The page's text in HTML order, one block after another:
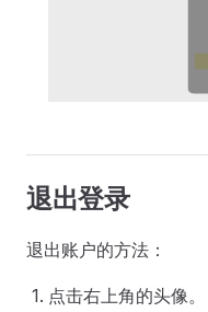
退出登录
退出账户的方法：
点击右上角的头像。